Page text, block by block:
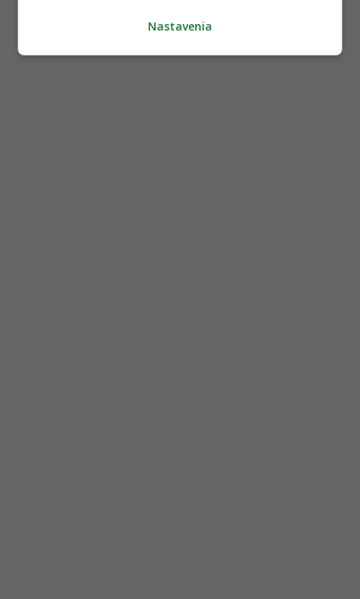
Nastavenia